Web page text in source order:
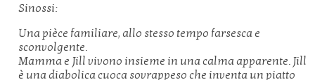
Sinossi:
Una pièce familiare, allo stesso tempo farsesca e
sconvolgente.
Mamma e Jill vivono insieme in una calma apparente. Jill
è una diabolica cuoca sovrappeso che inventa un piatto